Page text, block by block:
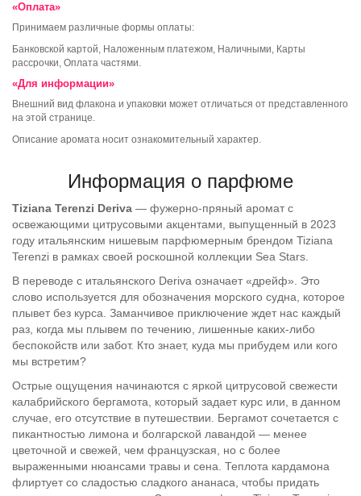
«Оплата»
Принимаем различные формы оплаты:
Банковской картой, Наложенным платежом, Наличными, Карты
рассрочки, Оплата частями.
«Для информации»
Внешний вид флакона и упаковки может отличаться от представленного
на этой странице.
Описание аромата носит ознакомительный характер.
Информация о парфюме
Tiziana Terenzi Deriva — фужерно-пряный аромат с
освежающими цитрусовыми акцентами, выпущенный в 2023
году итальянским нишевым парфюмерным брендом Tiziana
Terenzi в рамках своей роскошной коллекции Sea Stars.
В переводе с итальянского Deriva означает «дрейф». Это
слово используется для обозначения морского судна, которое
плывет без курса. Заманчивое приключение ждет нас каждый
раз, когда мы плывем по течению, лишенные каких-либо
беспокойств или забот. Кто знает, куда мы прибудем или кого
мы встретим?
Острые ощущения начинаются с яркой цитрусовой свежести
калабрийского бергамота, который задает курс или, в данном
случае, его отсутствие в путешествии. Бергамот сочетается с
пикантностью лимона и болгарской лавандой — менее
цветочной и свежей, чем французская, но с более
выраженными нюансами травы и сена. Теплота кардамона
флиртует со сладостью сладкого ананаса, чтобы придать